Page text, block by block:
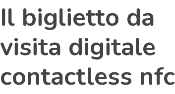
Il biglietto da
visita digitale
contactless nfc